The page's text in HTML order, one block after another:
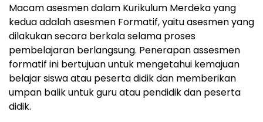
Macam asesmen dalam Kurikulum Merdeka yang
kedua adalah asesmen Formatif, yaitu asesmen yang
dilakukan secara berkala selama proses
pembelajaran berlangsung. Penerapan assesmen
formatif ini bertujuan untuk mengetahui kemajuan
belajar siswa atau peserta didik dan memberikan
umpan balik untuk guru atau pendidik dan peserta
didik.